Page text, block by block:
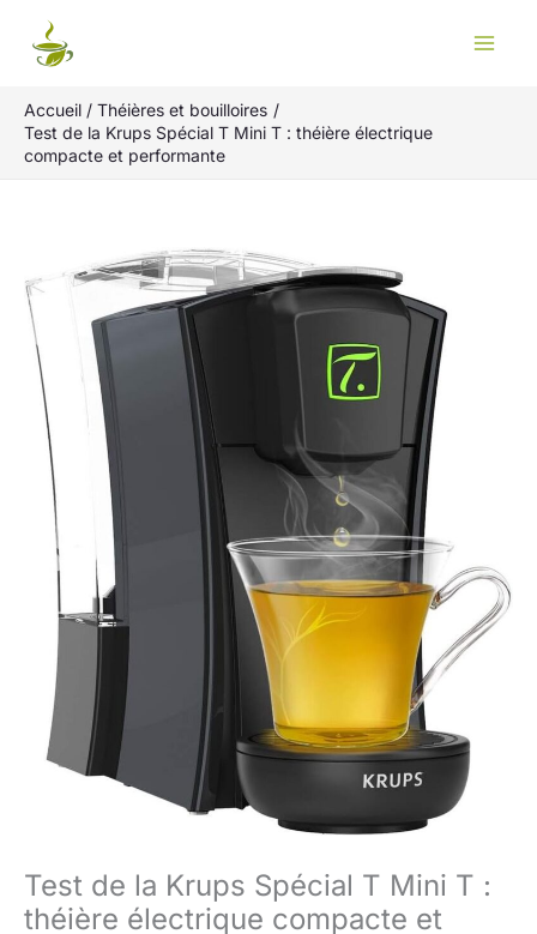
Accueil
Théières et bouilloires
Test de la Krups Spécial T Mini T : théière électrique
compacte et performante
Test de la Krups Spécial T Mini T :
théière électrique compacte et